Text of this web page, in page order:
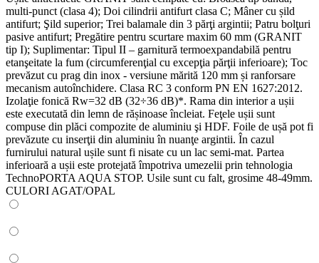
multi-punct (clasa 4); Doi cilindrii antifurt clasa C; Mâner cu șild
antifurt; Şild superior; Trei balamale din 3 părţi argintii; Patru bolţuri
pasive antifurt; Pregătire pentru scurtare maxim 60 mm (GRANIT
tip I); Suplimentar: Tipul II – garnitură termoexpandabilă pentru
etanşeitate la fum (circumferenţial cu excepţia părţii inferioare); Toc
prevăzut cu prag din inox - versiune mărită 120 mm și ranforsare
mecanism autoînchidere. Clasa RC 3 conform PN EN 1627:2012.
Izolaţie fonică Rw=32 dB (32÷36 dB)*. Rama din interior a ușii
este executată din lemn de rășinoase încleiat. Feţele ușii sunt
compuse din plăci compozite de aluminiu şi HDF. Foile de ușă pot fi
prevăzute cu inserţii din aluminiu în nuanţe argintii. În cazul
furnirului natural ușile sunt fi nisate cu un lac semi-mat. Partea
inferioară a ușii este protejată împotriva umezelii prin tehnologia
TechnoPORTA AQUA STOP. Usile sunt cu falt, grosime 48-49mm.
CULORI AGAT/OPAL